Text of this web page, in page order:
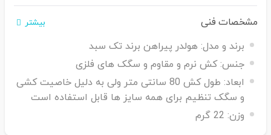
زنانه نیز این کمربند قابل استفاده است.
مشخصات فنی بیشتر
برند و مدل: هولدر پیراهن برند تک سبد
جنس: کش نرم و مقاوم و سگک های فلزی
ابعاد:
طول کش 80 سانتی متر ولی به دلیل خاصیت کشی
و سگک تنظیم برای همه سایز ها قابل استفاده است
وزن: 22 گرم